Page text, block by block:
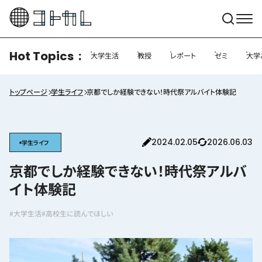
Hot Topics 大学生活 教授 レポート ゼミ 大学
トップページ 学生ライフ 京都でしか経験できない！時代祭アルバイト体験記
学生ライフ 2024.02.05 2026.06.03
京都でしか経験できない！時代祭アルバ
イト体験記
#大学生活#高校生に読んでほしい